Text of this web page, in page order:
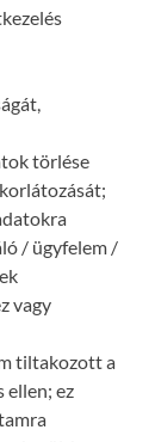
törlése
/ ügyfelem /
vagy
tiltakozott a
ellen; ez